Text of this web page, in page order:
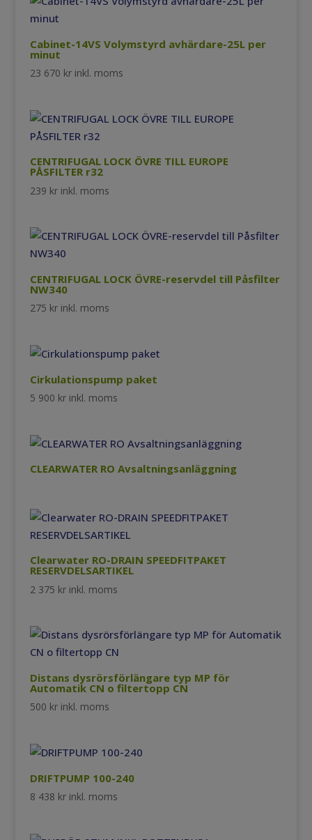
Cabinet-14VS Volymstyrd avhärdare-25L per
minut
23 670 kr inkl. moms
CENTRIFUGAL LOCK ÖVRE TILL EUROPE
PÅSFILTER r32
239 kr inkl. moms
CENTRIFUGAL LOCK ÖVRE-reservdel till Påsfilter
NW340
275 kr inkl. moms
Cirkulationspump paket
5 900 kr inkl. moms
CLEARWATER RO Avsaltningsanläggning
Clearwater RO-DRAIN SPEEDFITPAKET
RESERVDELSARTIKEL
2 375 kr inkl. moms
Distans dysrörsförlängare typ MP för
Automatik CN o filtertopp CN
500 kr inkl. moms
DRIFTPUMP 100-240
8 438 kr inkl. moms